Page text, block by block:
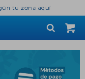
tu zona aquí